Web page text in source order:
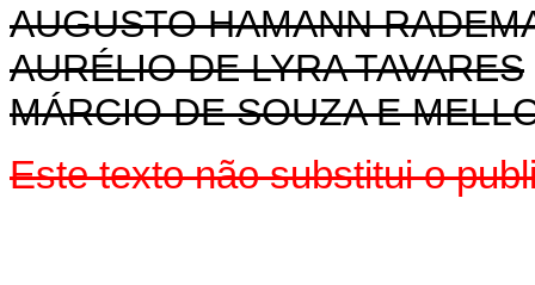
AUGUSTO HAMANN
AURÉLIO DE LYRA TAVARES
MÁRCIO DE SOUZA E
Este texto não substitui o